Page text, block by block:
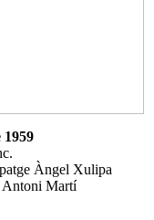
1959
Àngel Xulipa
Antoni Martí